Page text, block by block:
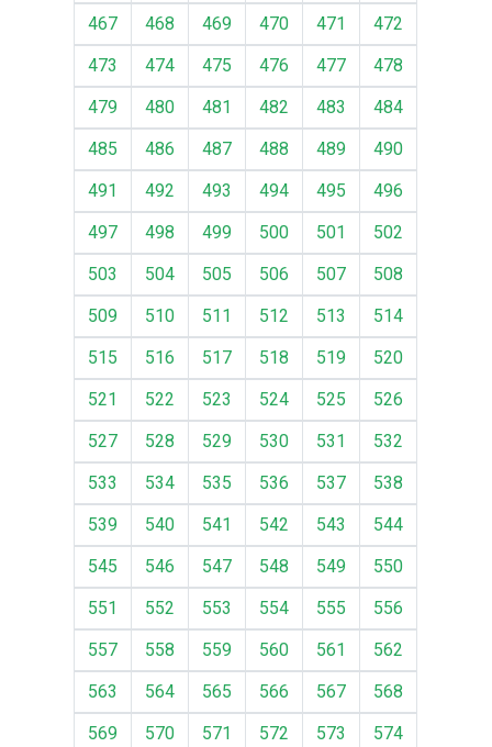
467 468 469 470 471
472
473
474 475 476 477
478
479
480 481 482 483
484
485
486 487 488 489
490
491
492 493 494 495
496
497
498 499 500 501
502
503
504 505 506 507
508
509
510 511 512 513
514
515
516 517 518 519
520
521
522 523 524 525
526
527
528 529 530 531
532
533
534 535 536 537
538
539
540 541 542 543
544
545
546 547 548 549
550
551
552 553 554 555
556
557
558 559 560 561
562
563
564 565 566 567
568
569
570 571 572 573
574